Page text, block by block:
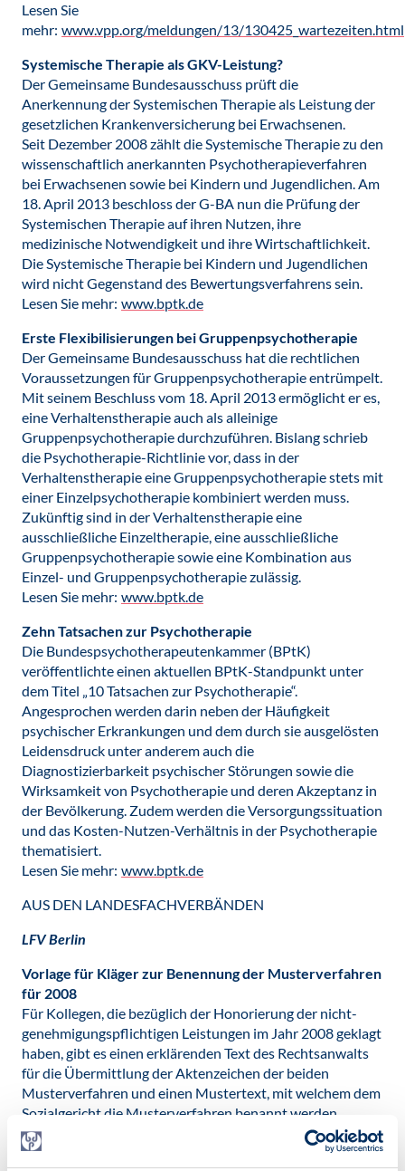
Lesen Sie
mehr: www.vpp.org/meldungen/13/130425_wartezeiten.html
Systemische Therapie als GKV-Leistung?
Der Gemeinsame Bundesausschuss prüft die
Anerkennung der Systemischen Therapie als Leistung der
gesetzlichen Krankenversicherung bei Erwachsenen.
Seit Dezember 2008 zählt die Systemische Therapie zu den
wissenschaftlich anerkannten Psychotherapieverfahren
bei Erwachsenen sowie bei Kindern und Jugendlichen. Am
18. April 2013 beschloss der G-BA nun die Prüfung der
Systemischen Therapie auf ihren Nutzen, ihre
medizinische Notwendigkeit und ihre Wirtschaftlichkeit.
Die Systemische Therapie bei Kindern und Jugendlichen
wird nicht Gegenstand des Bewertungsverfahrens sein.
Lesen Sie mehr: www.bptk.de
Erste Flexibilisierungen bei Gruppenpsychotherapie
Der Gemeinsame Bundesausschuss hat die rechtlichen
Voraussetzungen für Gruppenpsychotherapie entrümpelt.
Mit seinem Beschluss vom 18. April 2013 ermöglicht er es,
eine Verhaltenstherapie auch als alleinige
Gruppenpsychotherapie durchzuführen. Bislang schrieb
die Psychotherapie-Richtlinie vor, dass in der
Verhaltenstherapie eine Gruppenpsychotherapie stets mit
einer Einzelpsychotherapie kombiniert werden muss.
Zukünftig sind in der Verhaltenstherapie eine
ausschließliche Einzeltherapie, eine ausschließliche
Gruppenpsychotherapie sowie eine Kombination aus
Einzel- und Gruppenpsychotherapie zulässig.
Lesen Sie mehr: www.bptk.de
Zehn Tatsachen zur Psychotherapie
Die Bundespsychotherapeutenkammer (BPtK)
veröffentlichte einen aktuellen BPtK-Standpunkt unter
dem Titel „10 Tatsachen zur Psychotherapie“.
Angesprochen werden darin neben der Häufigkeit
psychischer Erkrankungen und dem durch sie ausgelösten
Leidensdruck unter anderem auch die
Diagnostizierbarkeit psychischer Störungen sowie die
Wirksamkeit von Psychotherapie und deren Akzeptanz in
der Bevölkerung. Zudem werden die Versorgungssituation
und das Kosten-Nutzen-Verhältnis in der Psychotherapie
thematisiert.
Lesen Sie mehr: www.bptk.de
AUS DEN LANDESFACHVERBÄNDEN
LFV Berlin
Vorlage für Kläger zur Benennung der Musterverfahren
für 2008
Für Kollegen, die bezüglich der Honorierung der nicht-
genehmigungspflichtigen Leistungen im Jahr 2008 geklagt
haben, gibt es einen erklärenden Text des Rechtsanwalts
für die Übermittlung der Aktenzeichen der beiden
Musterverfahren und einen Mustertext, mit welchem dem
Sozialgericht die Musterverfahren benannt werden
können. Beides ist beim Vorstand des LFV erhältlich.
Punktwerte 4/2012